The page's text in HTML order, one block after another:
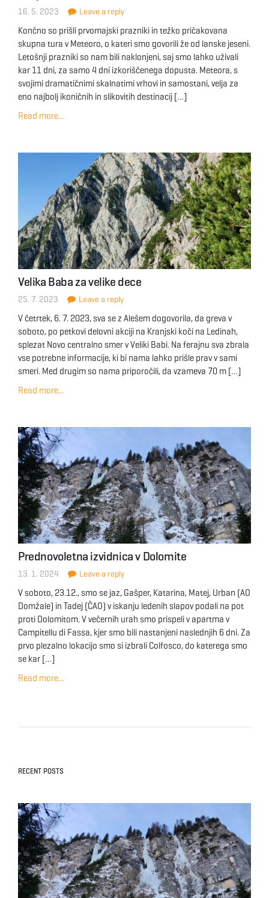
a
o
n
16. 5. 2023 Leave a reply
Končno so prišli prvomajski prazniki in težko pričakovana
skupna tura v Meteoro, o kateri smo govorili že od lanske jeseni.
Letošnji prazniki so nam bili naklonjeni, saj smo lahko uživali
kar 11 dni, za samo 4 dni izkoriščenega dopusta. Meteora, s
svojimi dramatičnimi skalnatimi vrhovi in samostani, velja za
eno najbolj ikoničnih in slikovitih destinacij […]
Read more...
Velika Baba za velike dece
25. 7. 2023 Leave a reply
V četrtek, 6. 7. 2023, sva se z Alešem dogovorila, da greva v
soboto, po petkovi delovni akciji na Kranjski koči na Ledinah,
splezat Novo centralno smer v Veliki Babi. Na ferajnu sva zbrala
vse potrebne informacije, ki bi nama lahko prišle prav v sami
smeri. Med drugim so nama priporočili, da vzameva 70 m […]
Read more...
Prednovoletna izvidnica v Dolomite
13. 1. 2024 Leave a reply
V soboto, 23.12., smo se jaz, Gašper, Katarina, Matej, Urban (AO
Domžale) in Tadej (ČAO) v iskanju ledenih slapov podali na pot
proti Dolomitom. V večernih urah smo prispeli v apartma v
Campitellu di Fassa, kjer smo bili nastanjeni naslednjih 6 dni. Za
prvo plezalno lokacijo smo si izbrali Colfosco, do katerega smo
se kar […]
Read more...
RECENT POSTS